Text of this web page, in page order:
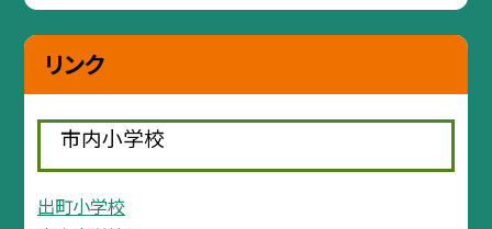
リンク
市内小学校
出町小学校